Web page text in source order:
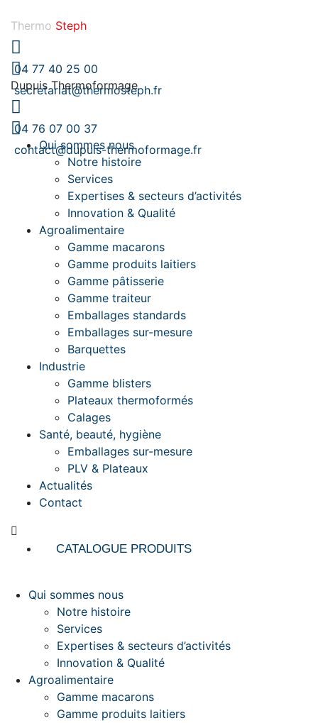
Thermo Steph
04 77 40 25 00
secretariat@thermosteph.fr
Dupuis Thermoformage
04 76 07 00 37
contact@dupuis-thermoformage.fr
Qui sommes nous
Notre histoire
Services
Expertises & secteurs d’activités
Innovation & Qualité
Agroalimentaire
Gamme macarons
Gamme produits laitiers
Gamme pâtisserie
Gamme traiteur
Emballages standards
Emballages sur-mesure
Barquettes
Industrie
Gamme blisters
Plateaux thermoformés
Calages
Santé, beauté, hygiène
Emballages sur-mesure
PLV & Plateaux
Actualités
Contact
CATALOGUE PRODUITS
Qui sommes nous
Notre histoire
Services
Expertises & secteurs d’activités
Innovation & Qualité
Agroalimentaire
Gamme macarons
Gamme produits laitiers